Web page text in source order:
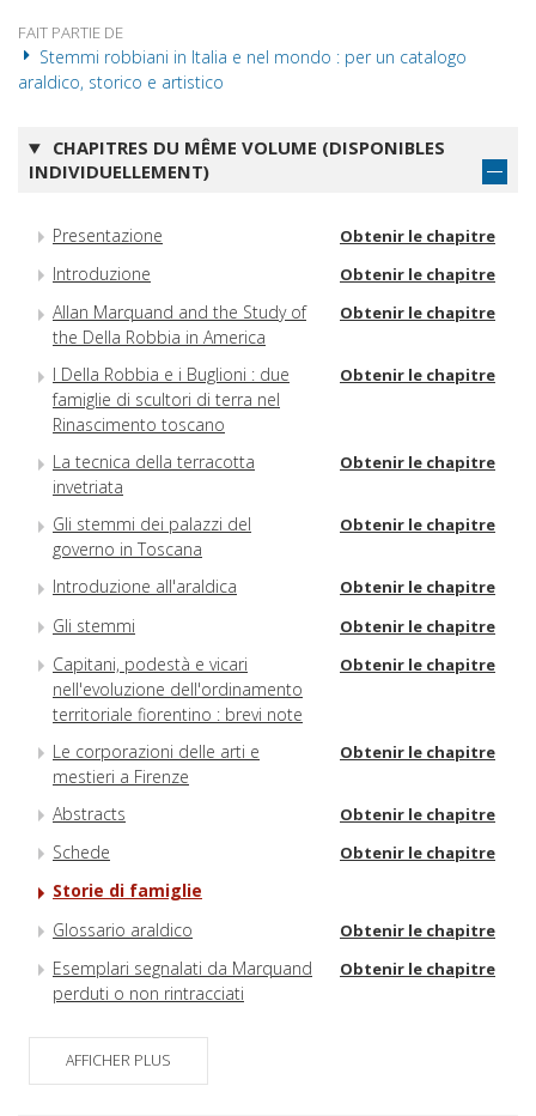
FAIT PARTIE DE
Stemmi robbiani in Italia e nel mondo : per un catalogo
araldico, storico e artistico
CHAPITRES DU MÊME VOLUME (DISPONIBLES
INDIVIDUELLEMENT)
Presentazione Obtenir le chapitre
Introduzione Obtenir le chapitre
Allan Marquand and the Study of
the Della Robbia in America
Obtenir le chapitre
I Della Robbia e i Buglioni : due
famiglie di scultori di terra nel
Rinascimento toscano
Obtenir le chapitre
La tecnica della terracotta
invetriata
Obtenir le chapitre
Gli stemmi dei palazzi del
governo in Toscana
Obtenir le chapitre
Introduzione all'araldica Obtenir le chapitre
Gli stemmi Obtenir le chapitre
Capitani, podestà e vicari
nell'evoluzione dell'ordinamento
territoriale fiorentino : brevi note
Obtenir le chapitre
Le corporazioni delle arti e
mestieri a Firenze
Obtenir le chapitre
Abstracts Obtenir le chapitre
Schede Obtenir le chapitre
Storie di famiglie
Glossario araldico
Obtenir le chapitre
Esemplari segnalati da Marquand
perduti o non rintracciati
Obtenir le chapitre
Indice dei nomi
AFFICHER PLUS